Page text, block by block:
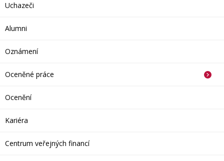
Uchazeči
Alumni
Oznámení
Oceněné práce
Ocenění
Kariéra
Centrum veřejných financí